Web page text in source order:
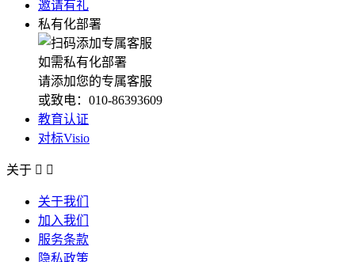
邀请有礼
私有化部署
如需私有化部署
请添加您的专属客服
或致电：010-86393609
教育认证
对标Visio
关于  
关于我们
加入我们
服务条款
隐私政策